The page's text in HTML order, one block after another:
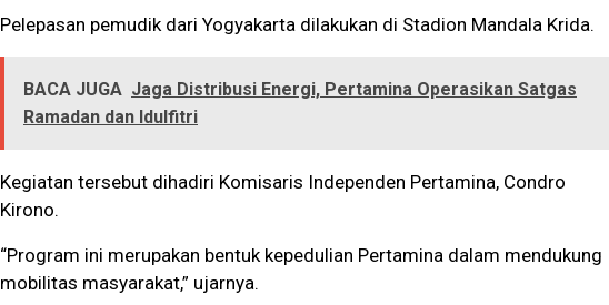
Pelepasan pemudik dari Yogyakarta dilakukan di Stadion Mandala Krida.
BACA JUGA Jaga Distribusi Energi, Pertamina Operasikan Satgas
Ramadan dan Idulfitri
Kegiatan tersebut dihadiri Komisaris Independen Pertamina, Condro
Kirono.
“Program ini merupakan bentuk kepedulian Pertamina dalam mendukung
mobilitas masyarakat,” ujarnya.